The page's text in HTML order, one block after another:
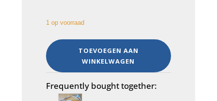
1 op voorraad
cable
220v
connection
Miele
M.Nr.
07635651
TOEVOEGEN AAN
WINKELWAGEN
Frequently bought together: